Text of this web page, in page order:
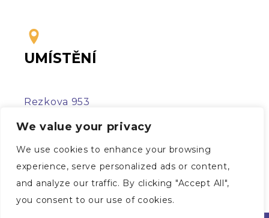
We value your privacy
We use cookies to enhance your browsing
experience, serve personalized ads or content,
and analyze our traffic. By clicking "Accept All",
you consent to our use of cookies.
UMÍSTĚNÍ
Rezkova 953